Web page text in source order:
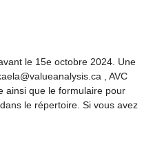
le 15e octobre 2024. Une
, AVC
ainsi que le formulaire pour
le répertoire. Si vous avez